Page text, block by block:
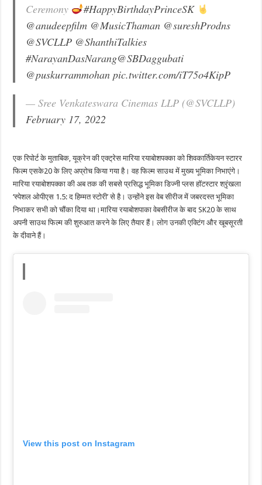
Ceremony
#HappyBirthdayPrinceSK
@anudeepfilm @MusicThaman @sureshProdns
@SVCLLP @ShanthiTalkies
#NarayanDasNarang@SBDaggubati
@puskurrammohan pic.twitter.com/iT75o4KipP
— Sree Venkateswara Cinemas LLP (@SVCLLP)
February 17, 2022
एक रिपोर्ट के मुताबिक, यूक्रेन की एक्ट्रेस मारिया रयाबोशपक्का को शिवकार्तिकेयन स्टारर
फिल्म एसके20 के लिए अप्रोच किया गया है। वह फिल्म साउथ में मुख्य भूमिका निभाएंगे।
मारिया रयाबोशपक्का की अब तक की सबसे प्रसिद्ध भूमिका डिज्नी प्लस हॉटस्टार श्रृंखला
‘स्पेशल ओपीएस 1.5: द हिम्मत स्टोरी’ से है। उन्होंने इस वेब सीरीज में जबरदस्त भूमिका
निभाकर सभी को चौंका दिया था।मारिया रयाबोशपाका वेबसीरीज के बाद SK20 के साथ
अपनी साउथ फिल्म की शुरुआत करने के लिए तैयार हैं। लोग उनकी एक्टिंग और खूबसूरती
के दीवाने हैं।
View this post on Instagram